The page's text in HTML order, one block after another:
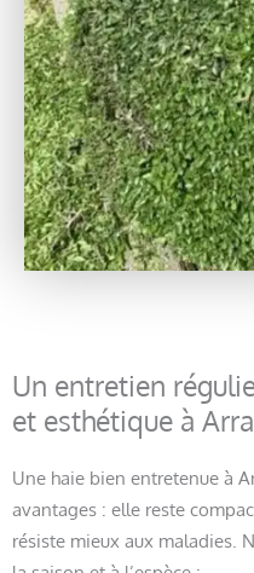
Un entretien
et esthétique à
Une haie bien entretenue à
avantages : elle reste
résiste mieux aux maladies.